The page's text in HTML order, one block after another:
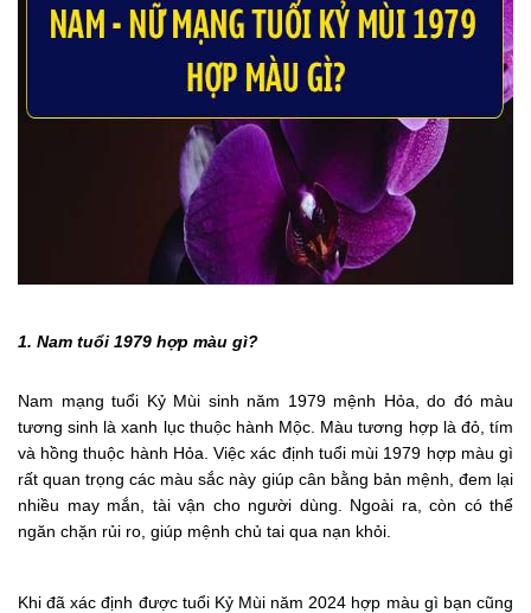
1. Nam tuổi 1979 hợp màu gì?
Nam mạng tuổi Kỷ Mùi sinh năm 1979 mệnh Hỏa, do đó màu
tương sinh là xanh lục thuộc hành Mộc. Màu tương hợp là đỏ, tím
và hồng thuộc hành Hỏa. Việc xác định tuổi mùi 1979 hợp màu gì
rất quan trọng các màu sắc này giúp cân bằng bản mệnh, đem lại
nhiều may mắn, tài vận cho người dùng. Ngoài ra, còn có thể
ngăn chặn rủi ro, giúp mệnh chủ tai qua nạn khỏi.
Khi đã xác định được tuổi Kỷ Mùi năm 2024 hợp màu gì bạn cũng